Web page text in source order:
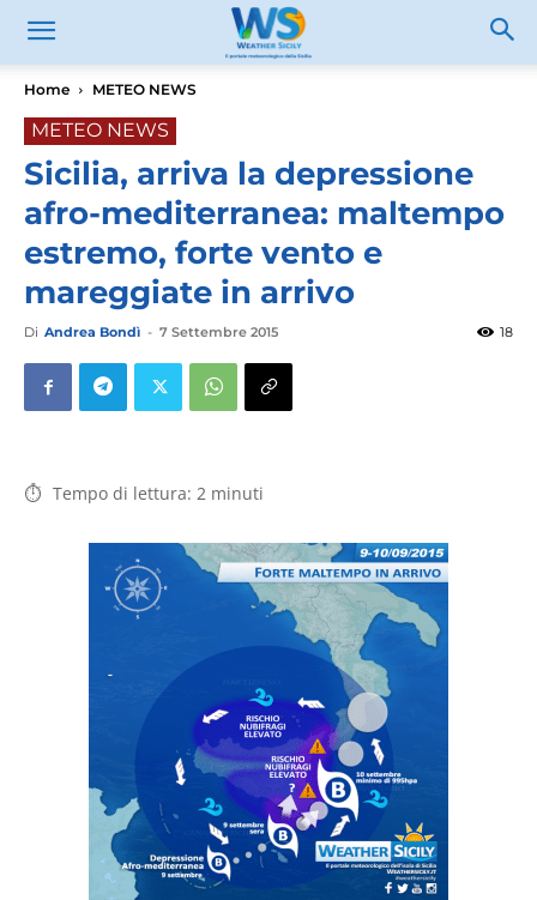
Home METEO NEWS
METEO NEWS
Sicilia, arriva la depressione
afro-mediterranea: maltempo
estremo, forte vento e
mareggiate in arrivo
Di Andrea Bondì - 7 Settembre 2015 18
Tempo di lettura: 2 minuti